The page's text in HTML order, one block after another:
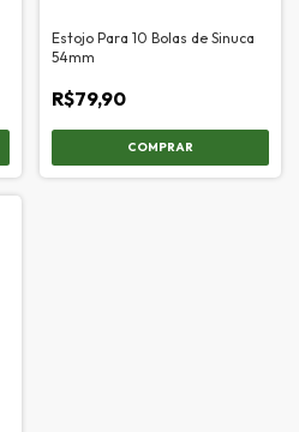
Estojo Para 10 Bolas de Sinuca
54mm
R$79,90